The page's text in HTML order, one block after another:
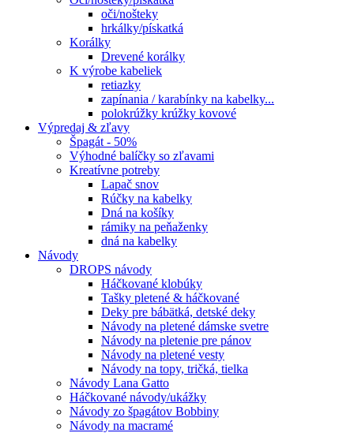
oči/nošteky
hrkálky/pískatká
Korálky
Drevené korálky
K výrobe kabeliek
retiazky
zapínania / karabínky na kabelky...
polokrúžky krúžky kovové
Výpredaj & zľavy
Špagát - 50%
Výhodné balíčky so zľavami
Kreatívne potreby
Lapač snov
Rúčky na kabelky
Dná na košíky
rámiky na peňaženky
dná na kabelky
Návody
DROPS návody
Háčkované klobúky
Tašky pletené & háčkované
Deky pre bábätká, detské deky
Návody na pletené dámske svetre
Návody na pletenie pre pánov
Návody na pletené vesty
Návody na topy, tričká, tielka
Návody Lana Gatto
Háčkované návody/ukážky
Návody zo špagátov Bobbiny
Návody na macramé